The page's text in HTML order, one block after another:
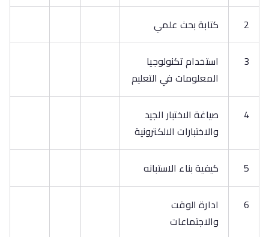
2 كتابة بحث علمي
3
استخدام تكنولوجيا
المعلومات في التعليم
4
صياغة الاختبار الجيد
والاختبارات الالكترونية
5 كيفية بناء الاستبانه
6
ادارة الوقت
والاجتماعات